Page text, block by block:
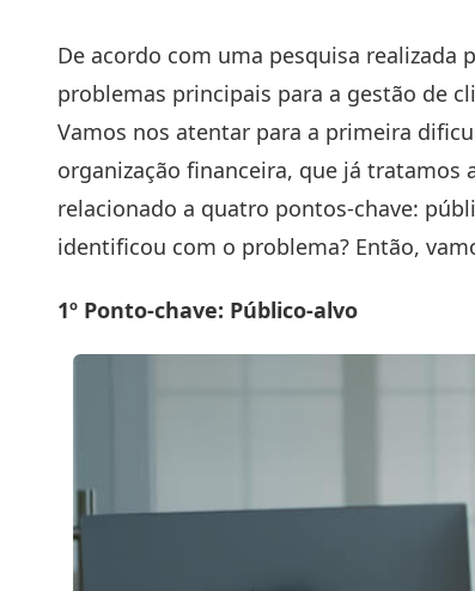
De acordo com uma pesquisa realizada
problemas principais para a gestão de
Vamos nos atentar para a primeira
organização financeira, que já tratamos
relacionado a quatro pontos-chave:
identificou com o problema? Então,
1º Ponto-chave: Público-alvo